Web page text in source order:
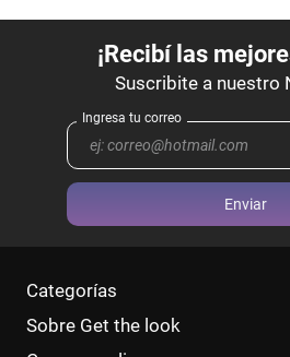
Enviar
Categorías
Sobre Get the look